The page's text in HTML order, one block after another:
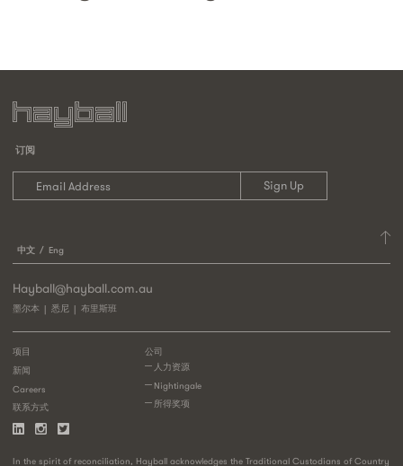
订阅
中文 Eng
Hayball@hayball.com.au
墨尔本 悉尼 布里斯班
公司
人力资源
Nightingale
所得奖项
项目
新闻
Careers
联系方式
In the spirit of reconciliation, Hayball acknowledges the Traditional Custodians of Country